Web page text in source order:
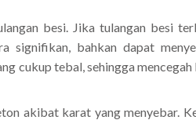
besi. Jika tulangan besi
signifikan, bahkan dapat
cukup tebal, sehingga
akibat karat yang menyebar.